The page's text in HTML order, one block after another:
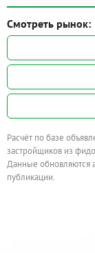
Смотреть рынок:
Расчёт по базе
застройщиков из
Данные обновляются
публикации.